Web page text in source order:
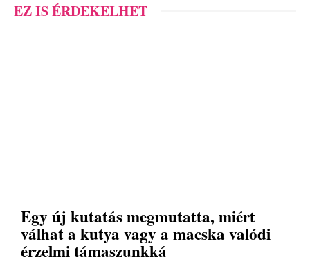
EZ IS ÉRDEKELHET
Egy új kutatás megmutatta, miért
válhat a kutya vagy a macska valódi
érzelmi támaszunkká